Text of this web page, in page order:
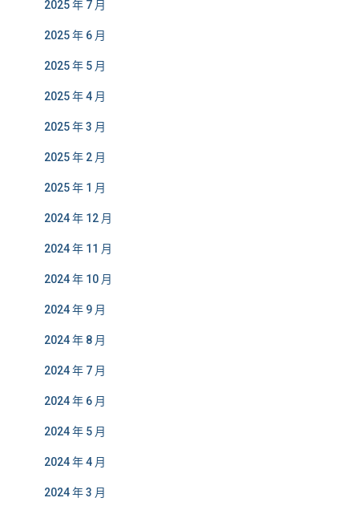
2025 年 7 月
2025 年 6 月
2025 年 5 月
2025 年 4 月
2025 年 3 月
2025 年 2 月
2025 年 1 月
2024 年 12 月
2024 年 11 月
2024 年 10 月
2024 年 9 月
2024 年 8 月
2024 年 7 月
2024 年 6 月
2024 年 5 月
2024 年 4 月
2024 年 3 月